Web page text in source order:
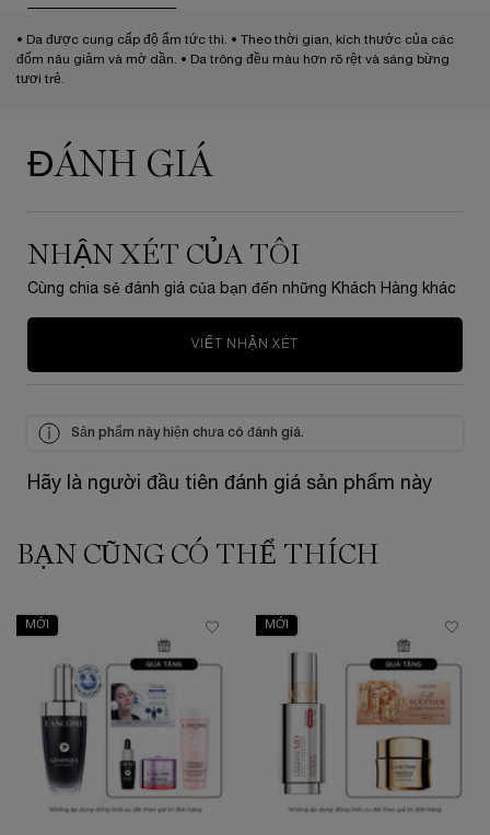
• Da được cung cấp độ ẩm tức thì. • Theo thời gian, kích thước của các
đốm nâu giảm và mờ dần. • Da trông đều màu hơn rõ rệt và sáng bừng
tươi trẻ.
PDP TabsĐÁNH GIÁ
NHẬN XÉT CỦA TÔI
Cùng chia sẻ đánh giá của bạn đến những Khách Hàng khác
VIẾT NHẬN XÉT
Sản phẩm này hiện chưa có đánh giá.
Hãy là người đầu tiên đánh giá sản phẩm này
zpdp-section-slot-3-Einstein-RecentlyViewed
PDP Slot 1 Section
BẠN CŨNG CÓ THỂ THÍCH
MỚI MỚI